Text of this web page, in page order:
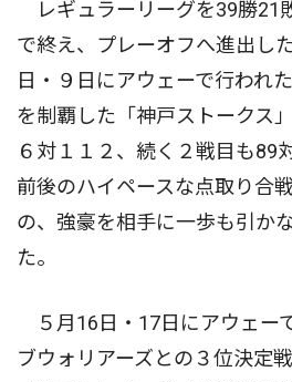
レギュラーリーグを39勝21
で終え、プレーオフへ進出し
日・９日にアウェーで行われ
を制覇した「神戸ストークス
６対１１２、続く２戦目も89
前後のハイペースな点取り合
の、強豪を相手に一歩も引か
た。
５月16日・17日にアウェー
ブウォリアーズとの３位決定